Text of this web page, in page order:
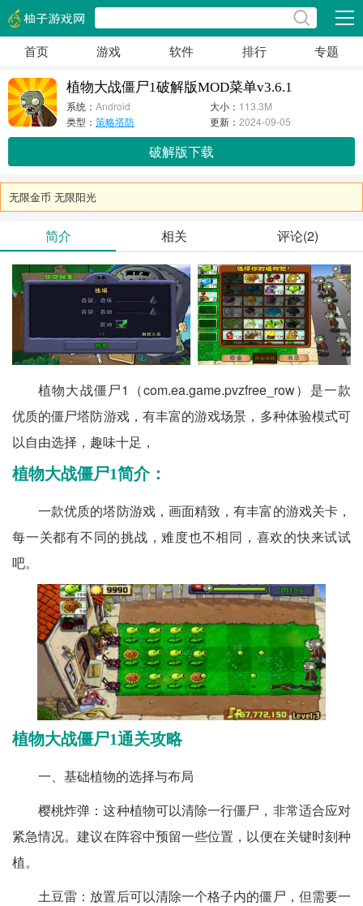
展开
首页 游戏 软件 排行 专题
植物大战僵尸1破解版MOD菜单v3.6.1
系统： Android 大小： 113.3M
类型： 策略塔防 更新：2024-09-05
破解版下载
无限金币 无限阳光
简介 相关 评论(2)
植物大战僵尸1（com.ea.game.pvzfree_row）是一款
优质的僵尸塔防游戏，有丰富的游戏场景，多种体验模式可
以自由选择，趣味十足，
植物大战僵尸1简介：
一款优质的塔防游戏，画面精致，有丰富的游戏关卡，
每一关都有不同的挑战，难度也不相同，喜欢的快来试试
吧。
植物大战僵尸1通关攻略
一、基础植物的选择与布局
樱桃炸弹：这种植物可以清除一行僵尸，非常适合应对
紧急情况。建议在阵容中预留一些位置，以便在关键时刻种
植。
土豆雷：放置后可以清除一个格子内的僵尸，但需要一